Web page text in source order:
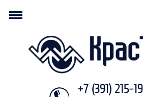
+7 (391) 215-